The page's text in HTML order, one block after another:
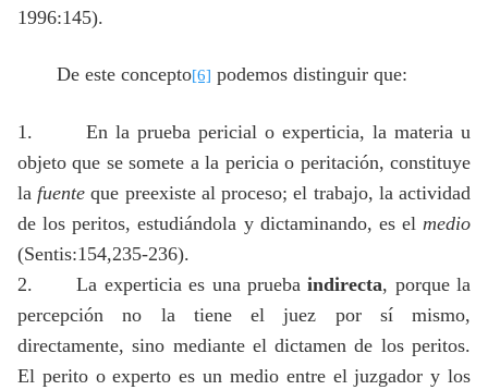
1996:145).
De este concepto[6] podemos distinguir que:
1.
En la prueba pericial o experticia, la materia u
objeto que se somete a la pericia o peritación, constituye
la fuente que preexiste al proceso; el trabajo, la actividad
de los peritos, estudiándola y dictaminando, es el medio
(Sentis:154,235-236).
2.
La experticia es una pruebaindirecta, porque la
percepción no la tiene el juez por sí mismo,
directamente, sino mediante el dictamen de los peritos.
El perito o experto es un medio entre el juzgador y los